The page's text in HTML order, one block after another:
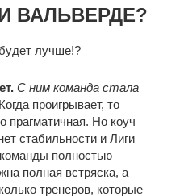
ВАЛЬВЕРДЕ?
С ним команда стала
Когда проигрывает, то
прагматичная. Но коуч
стабильности и Лиги
полностью
полная встряска, а
тренеров, которые